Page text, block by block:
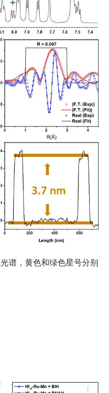
谱，黄色和绿色星号分别